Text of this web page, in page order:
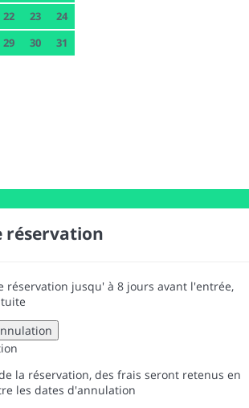
22 23
24
29 30 31
réservation
réservation jusqu' à 8 jours avant l'entrée,
la réservation, des frais seront retenus en
les dates d'annulation